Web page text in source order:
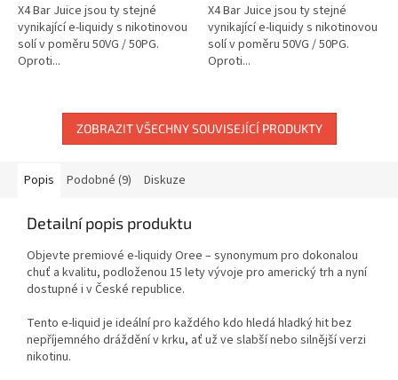
X4 Bar Juice jsou ty stejné
vynikající e-liquidy s nikotinovou
solí v poměru 50VG / 50PG.
Oproti...
X4 Bar Juice jsou ty stejné
vynikající e-liquidy s nikotinovou
solí v poměru 50VG / 50PG.
Oproti...
ZOBRAZIT VŠECHNY SOUVISEJÍCÍ PRODUKTY
Popis Podobné (9) Diskuze
Detailní popis produktu
Objevte premiové e-liquidy Oree – synonymum pro dokonalou
chuť a kvalitu, podloženou 15 lety vývoje pro americký trh a nyní
dostupné i v České republice.
Tento e-liquid je ideální pro každého kdo hledá hladký hit bez
nepříjemného dráždění v krku, ať už ve slabší nebo silnější verzi
nikotinu.